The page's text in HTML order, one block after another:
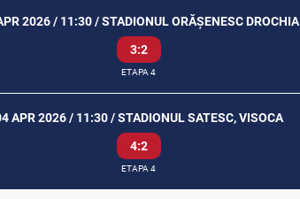
2026 / 11:30 / STADIONUL ORĂȘENESC DROCHIA
3:2
ETAPA 4
APR 2026 / 11:30 / STADIONUL SATESC, VISOCA
4:2
ETAPA 4